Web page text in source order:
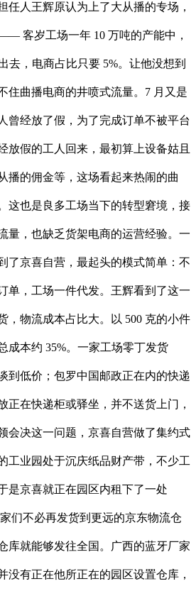
任人王辉原认为上了大从播的专场，
客岁工场一年 10 万吨的产能中，
去，电商占比只要 5%。让他没想到
住曲播电商的井喷式流量。7 月又是
曾经放了假，为了完成订单不被平台
放假的工人回来，最初算上设备姑且
播的佣金等，这场看起来热闹的曲
这也是良多工场当下的转型窘境，接
量，也缺乏货架电商的运营经验。一
了京喜自营，最起头的模式简单：不
单，工场一件代发。王辉看到了这一
，物流成本占比大。以 500 克的小件
成本约 35%。一家工场零丁发货
到低价；包罗中国邮政正在内的快递
正在快递柜或驿坐，并不送货上门，
会决这一问题，京喜自营做了集约式
工业园处于沉庆纸品财产带，不少工
是京喜就正在园区内租下了一处
们不必再发货到更远的京东物流仓
库就能够发往全国。广西的蓝牙厂家
没有正在他所正在的园区设置仓库，